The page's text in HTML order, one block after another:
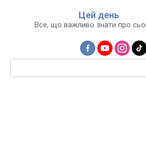
Цей день
Все, що важливо знати про
Пошук: